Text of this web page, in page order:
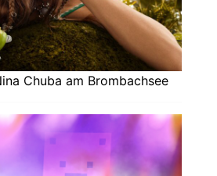
Chuba am Brombachsee